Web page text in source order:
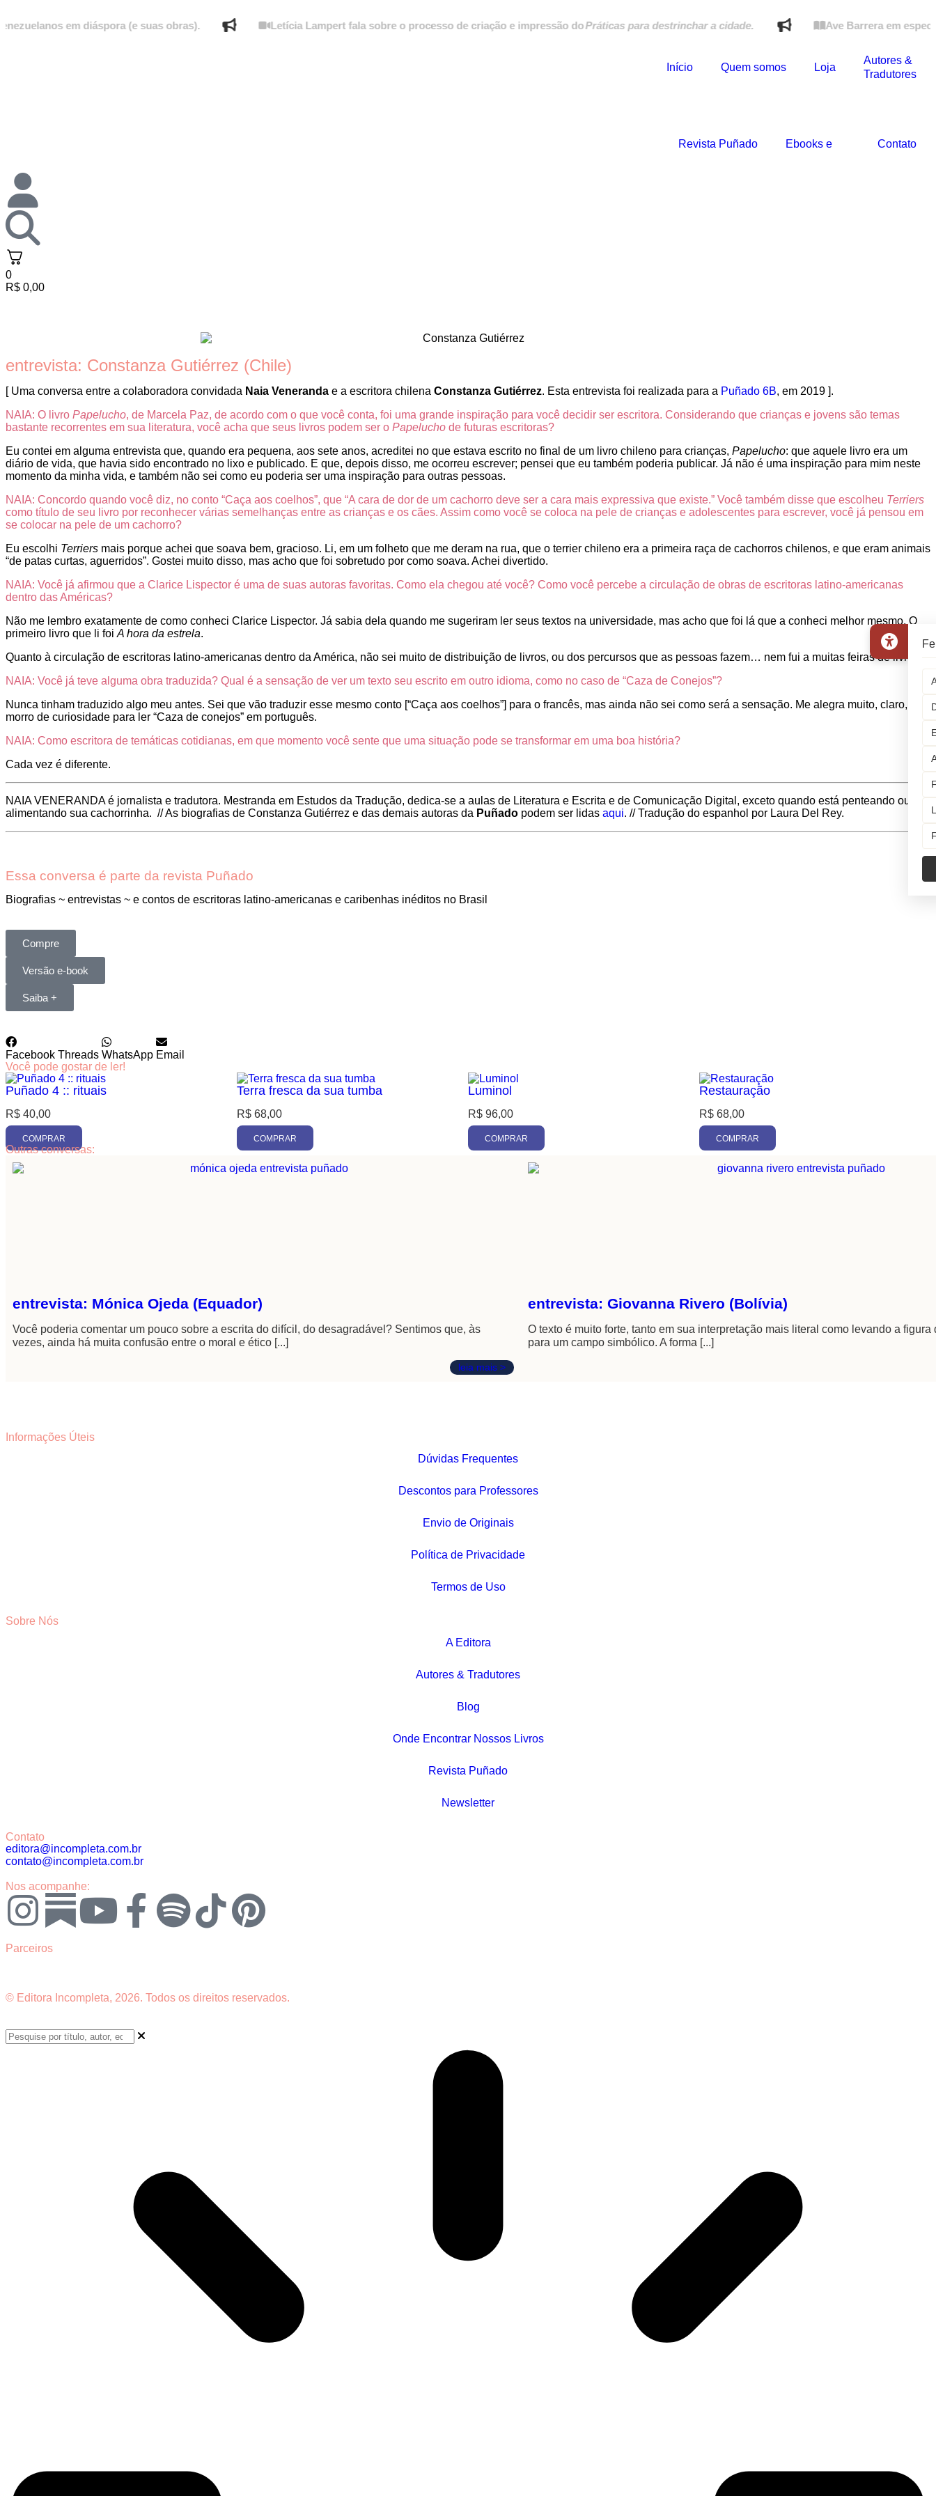
em diáspora (e suas obras). Letícia Lampert fala sobre o processo de criação e impressão doPráticas para destrinchar a cidade. Ave Barrera em especial
Início Quem somos Loja
Autores &
Tradutores
Revista Puñado Ebooks e Contato
0
R$ 0,00
entrevista: Constanza Gutiérrez (Chile)
[ Uma conversa entre a colaboradora convidada Naia Veneranda e a escritora chilena Constanza Gutiérrez. Esta entrevista foi realizada para a Puñado 6B, em 2019 ].
NAIA: O livro Papelucho, de Marcela Paz, de acordo com o que você conta, foi uma grande inspiração para você decidir ser escritora. Considerando que crianças e jovens são temas
bastante recorrentes em sua literatura, você acha que seus livros podem ser o Papelucho de futuras escritoras?
Eu contei em alguma entrevista que, quando era pequena, aos sete anos, acreditei no que estava escrito no final de um livro chileno para crianças, Papelucho: que aquele livro era um
diário de vida, que havia sido encontrado no lixo e publicado. E que, depois disso, me ocorreu escrever; pensei que eu também poderia publicar. Já não é uma inspiração para mim neste
momento da minha vida, e também não sei como eu poderia ser uma inspiração para outras pessoas.
NAIA: Concordo quando você diz, no conto “Caça aos coelhos”, que “A cara de dor de um cachorro deve ser a cara mais expressiva que existe.” Você também disse que escolheu Terriers
como título de seu livro por reconhecer várias semelhanças entre as crianças e os cães. Assim como você se coloca na pele de crianças e adolescentes para escrever, você já pensou em
se colocar na pele de um cachorro?
Eu escolhi Terriers mais porque achei que soava bem, gracioso. Li, em um folheto que me deram na rua, que o terrier chileno era a primeira raça de cachorros chilenos, e que eram animais
“de patas curtas, aguerridos”. Gostei muito disso, mas acho que foi sobretudo por como soava. Achei divertido.
NAIA: Você já afirmou que a Clarice Lispector é uma de suas autoras favoritas. Como ela chegou até você? Como você percebe a circulação de obras de escritoras latino-americanas
dentro das Américas?
Não me lembro exatamente de como conheci Clarice Lispector. Já sabia dela quando me sugeriram ler seus textos na universidade, mas acho que foi lá que a conheci melhor mesmo. O
primeiro livro que li foi A hora da estrela.
Quanto à circulação de escritoras latino-americanas dentro da América, não sei muito de distribuição de livros, ou dos percursos que as pessoas fazem… nem fui a muitas feiras de livros.
NAIA: Você já teve alguma obra traduzida? Qual é a sensação de ver um texto seu escrito em outro idioma, como no caso de “Caza de Conejos”?
Nunca tinham traduzido algo meu antes. Sei que vão traduzir esse mesmo conto [“Caça aos coelhos”] para o francês, mas ainda não sei como será a sensação. Me alegra muito, claro, e
morro de curiosidade para ler “Caza de conejos” em português.
NAIA: Como escritora de temáticas cotidianas, em que momento você sente que uma situação pode se transformar em uma boa história?
Cada vez é diferente.
NAIA VENERANDA é jornalista e tradutora. Mestranda em Estudos da Tradução, dedica-se a aulas de Literatura e Escrita e de Comunicação Digital, exceto quando está penteando ou
alimentando sua cachorrinha. // As biografias de Constanza Gutiérrez e das demais autoras da Puñado podem ser lidas aqui. // Tradução do espanhol por Laura Del Rey.
Essa conversa é parte da revista Puñado
Biografias ~ entrevistas ~ e contos de escritoras latino-americanas e caribenhas inéditos no Brasil
Compre
Versão e-book
Saiba +
Facebook Threads WhatsApp Email
Você pode gostar de ler!
Puñado 4 :: rituais
R$ 40,00
COMPRAR
Terra fresca da sua tumba
R$ 68,00
COMPRAR
Luminol
R$ 96,00
COMPRAR
Restauração
R$ 68,00
COMPRAR
Outras conversas:
entrevista: Mónica Ojeda (Equador)
Você poderia comentar um pouco sobre a escrita do difícil, do desagradável? Sentimos que, às
vezes, ainda há muita confusão entre o moral e ético [...]
leia mais >
entrevista: Giovanna Rivero (Bolívia)
O texto é muito forte, tanto em sua interpretação mais literal como levando a
para um campo simbólico. A forma [...]
Informações Úteis
Dúvidas Frequentes
Descontos para Professores
Envio de Originais
Política de Privacidade
Termos de Uso
Sobre Nós
A Editora
Autores & Tradutores
Blog
Onde Encontrar Nossos Livros
Revista Puñado
Newsletter
Contato
editora@incompleta.com.br
contato@incompleta.com.br
Nos acompanhe:
Parceiros
© Editora Incompleta, 2026. Todos os direitos reservados.